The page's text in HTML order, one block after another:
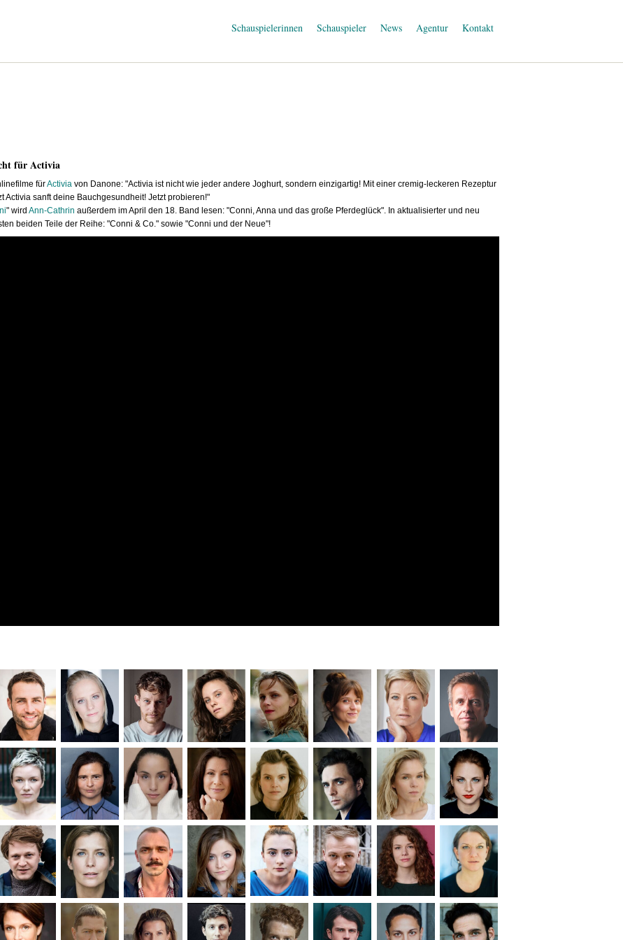
Schauspielerinnen Schauspieler News Agentur Kontakt
für Activia
fürActivia von Danone: "Activia ist nicht wie jeder andere Joghurt, sondern einzigartig! Mit einer cremig-leckeren Rezeptur
sanft deine Bauchgesundheit! Jetzt probieren!"
" wird Ann-Cathrin außerdem im April den 18. Band lesen: "Conni, Anna und das große Pferdeglück". In aktualisierter und neu
beiden Teile der Reihe: "Conni & Co." sowie "Conni und der Neue"!